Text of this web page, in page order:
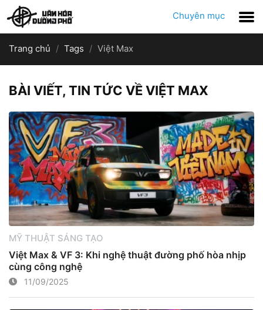
Chuyên mục
Trang chủ Tags Việt Max
BÀI VIẾT, TIN TỨC VỀ VIỆT MAX
MỸ THUẬT SÁNG TẠO
Việt Max & VF 3: Khi nghệ thuật đường phố hòa nhịp
cùng công nghệ
11/09/2025